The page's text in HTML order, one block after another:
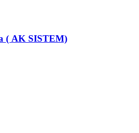
( AK SISTEM)